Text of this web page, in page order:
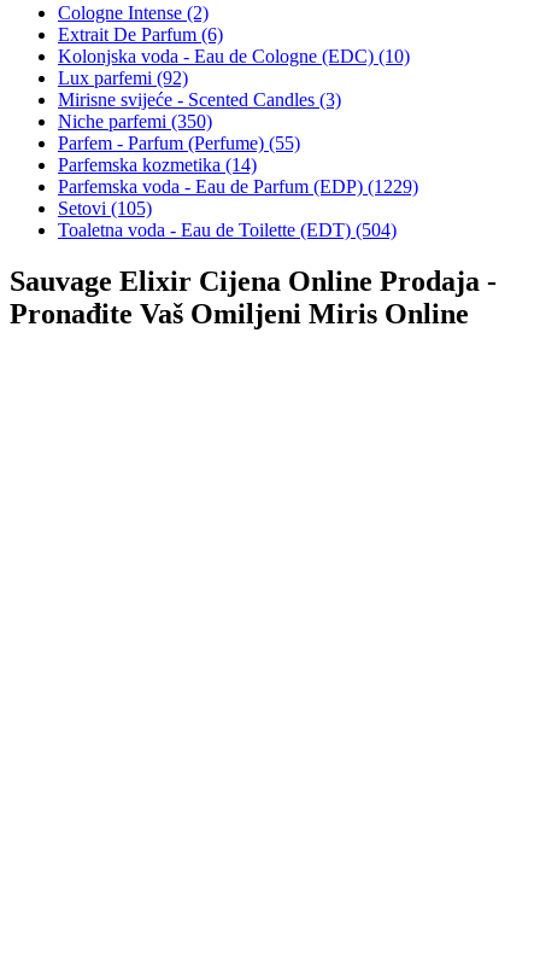
Cologne Intense (2)
Extrait De Parfum (6)
Kolonjska voda - Eau de Cologne (EDC) (10)
Lux parfemi (92)
Mirisne svijeće - Scented Candles (3)
Niche parfemi (350)
Parfem - Parfum (Perfume) (55)
Parfemska kozmetika (14)
Parfemska voda - Eau de Parfum (EDP) (1229)
Setovi (105)
Toaletna voda - Eau de Toilette (EDT) (504)
Sauvage Elixir Cijena Online Prodaja -
Pronađite Vaš Omiljeni Miris Online